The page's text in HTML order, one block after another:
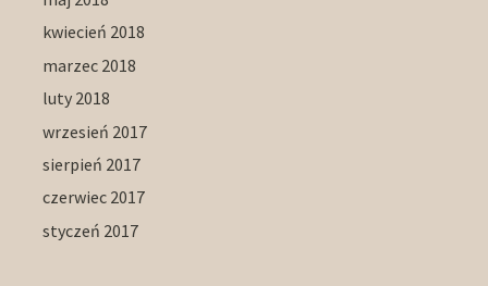
kwiecień 2018
marzec 2018
luty 2018
wrzesień 2017
sierpień 2017
czerwiec 2017
styczeń 2017